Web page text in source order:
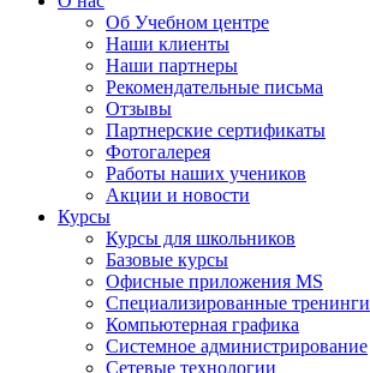
Об Учебном центре
Наши клиенты
Наши партнеры
Рекомендательные письма
Отзывы
Партнерские сертификаты
Фотогалерея
Работы наших учеников
Акции и новости
Курсы
Курсы для школьников
Базовые курсы
Офисные приложения MS
Специализированные тренинги
Компьютерная графика
Системное администрирование
Сетевые технологии